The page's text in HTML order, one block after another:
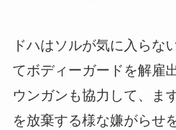
ドハはソルが気に入らな
てボディーガードを解雇
ウンガンも協力して、ま
を放棄する様な嫌がらせ